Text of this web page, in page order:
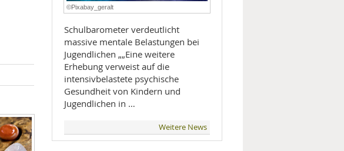
LIFESTYLE
MOBILITÄT
©Pixabay_geralt
Schulbarometer verdeutlicht
massive mentale Belastungen bei
Jugendlichen „„Eine weitere
Erhebung verweist auf die
intensivbelastete psychische
Gesundheit von Kindern und
Jugendlichen in …
Weitere News